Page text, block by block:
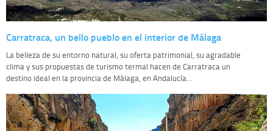
Carratraca, un bello pueblo en el interior de Málaga
La belleza de su entorno natural, su oferta patrimonial, su agradable
clima y sus propuestas de turismo termal hacen de Carratraca un
destino ideal en la provincia de Málaga, en Andalucía...